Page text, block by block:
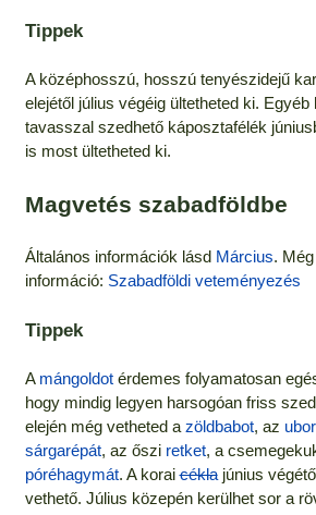
Tippek
A középhosszú, hosszú tenyészidejű
elejétől július végéig ültetheted ki. Egyéb
tavasszal szedhető káposztafélék
is most ültetheted ki.
Magvetés szabadföldbe
Általános információk lásd Március.
információ: Szabadföldi veteményezés
Tippek
A mángoldotérdemes folyamatosan
hogy mindig legyen harsogóan friss
elején még vetheted a zöldbabot, az
sárgarépát, az őszi retket, a
póréhagymát. A koraicéklajúnius
vethető. Július közepén kerülhet sor a